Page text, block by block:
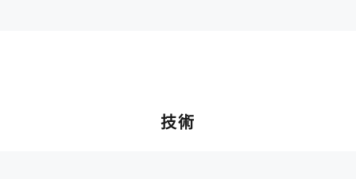
技術